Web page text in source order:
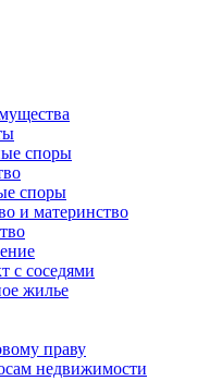
споры
споры
и материнство
с соседями
жилье
праву
недвижимости